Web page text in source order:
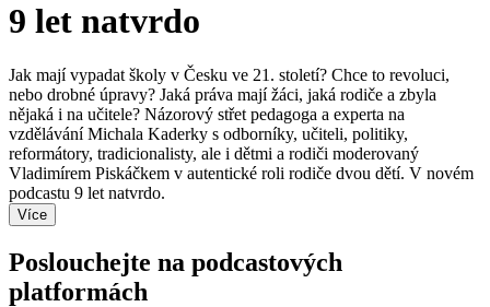
9 let natvrdo
Jak mají vypadat školy v Česku ve 21. století? Chce to revoluci,
nebo drobné úpravy? Jaká práva mají žáci, jaká rodiče a zbyla
nějaká i na učitele? Názorový střet pedagoga a experta na
vzdělávání Michala Kaderky s odborníky, učiteli, politiky,
reformátory, tradicionalisty, ale i dětmi a rodiči moderovaný
Vladimírem Piskáčkem v autentické roli rodiče dvou dětí. V novém
podcastu 9 let natvrdo.
Více
Poslouchejte na podcastových
platformách